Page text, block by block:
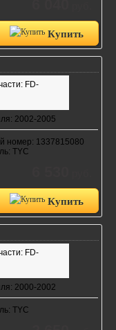
Купить
FD-
2002-2005
номер: 1337815080
TYC
Купить
FD-
2000-2002
TYC